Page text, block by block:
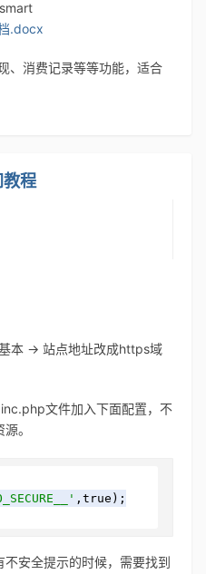
.docx
、消费记录等等功能，适合
程
本 -> 站点地址改成https域
文件加入下面配置，不
。
,true);
安全提示的时候，需要找到